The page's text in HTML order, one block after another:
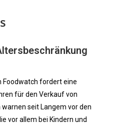
Foodwatch fordert eine
für den Verkauf von
seit Langem vor den
vor allem bei Kindern und